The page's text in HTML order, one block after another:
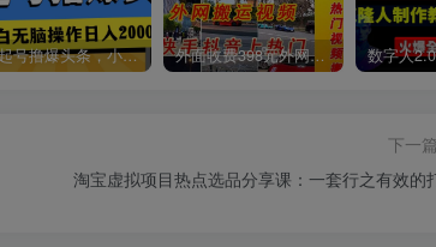
AI起号撸爆头条，小白也能操作，日入2000+ 外面收费398元外网超跑豪车汽车视频搬运至快手抖音上热门项目
下一
淘宝虚拟项目热点选品分享课：一套行之有效的